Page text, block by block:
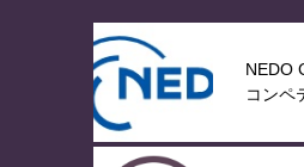
NEDO
コンペ